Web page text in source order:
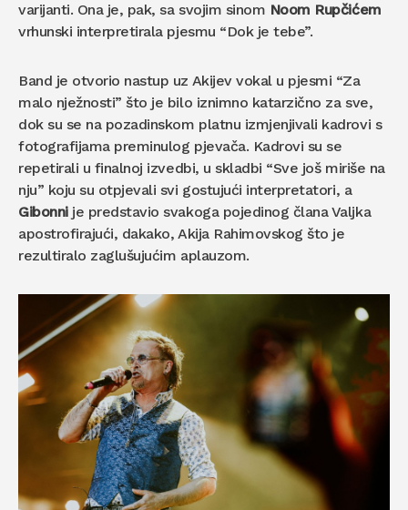
varijanti. Ona je, pak, sa svojim sinom Noom Rupčićem
vrhunski interpretirala pjesmu “Dok je tebe”.
Band je otvorio nastup uz Akijev vokal u pjesmi “Za
malo nježnosti” što je bilo iznimno katarzično za sve,
dok su se na pozadinskom platnu izmjenjivali kadrovi s
fotografijama preminulog pjevača. Kadrovi su se
repetirali u finalnoj izvedbi, u skladbi “Sve još miriše na
nju” koju su otpjevali svi gostujući interpretatori, a
Gibonnije predstavio svakoga pojedinog člana Valjka
apostrofirajući, dakako, Akija Rahimovskog što je
rezultiralo zaglušujućim aplauzom.